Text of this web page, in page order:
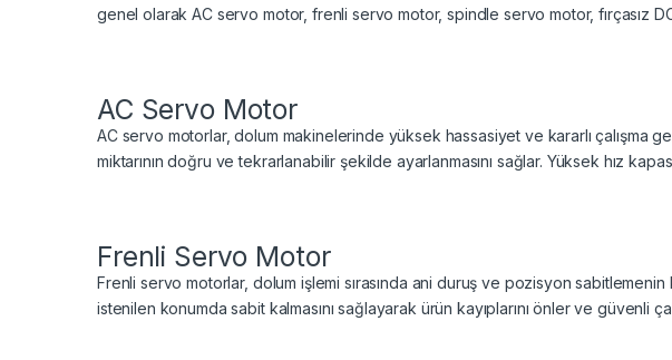
genel olarak AC servo motor, frenli servo motor, spindle servo motor, fırçasız
AC Servo Motor
AC servo motorlar, dolum makinelerinde yüksek hassasiyet ve kararlı çalışma
miktarının doğru ve tekrarlanabilir şekilde ayarlanmasını sağlar. Yüksek hız
Frenli Servo Motor
Frenli servo motorlar, dolum işlemi sırasında ani duruş ve pozisyon
istenilen konumda sabit kalmasını sağlayarak ürün kayıplarını önler ve güvenli